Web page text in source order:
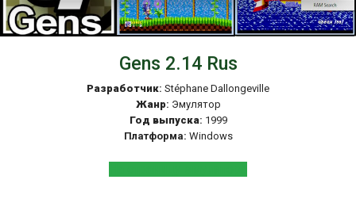
Gens 2.14 Rus
Разработчик: Stéphane Dallongeville
Жанр: Эмулятор
Год выпуска: 1999
Платформа: Windows